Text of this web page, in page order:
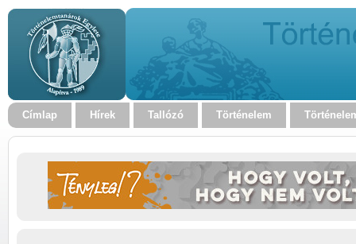
Címlap Hírek Tallózó Történelem